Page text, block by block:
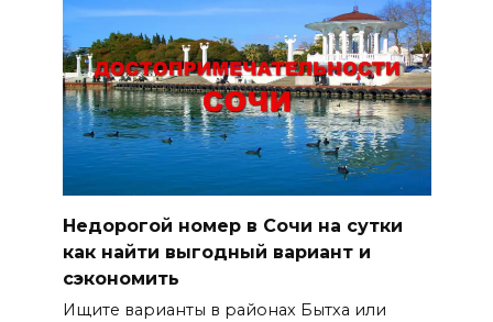
Недорогой номер в Сочи на сутки
как найти выгодный вариант и
сэкономить
Ищите варианты в районах Бытха или